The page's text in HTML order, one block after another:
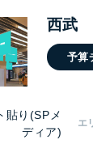
西武
予算
貼り(SPメ
ディア)
エ